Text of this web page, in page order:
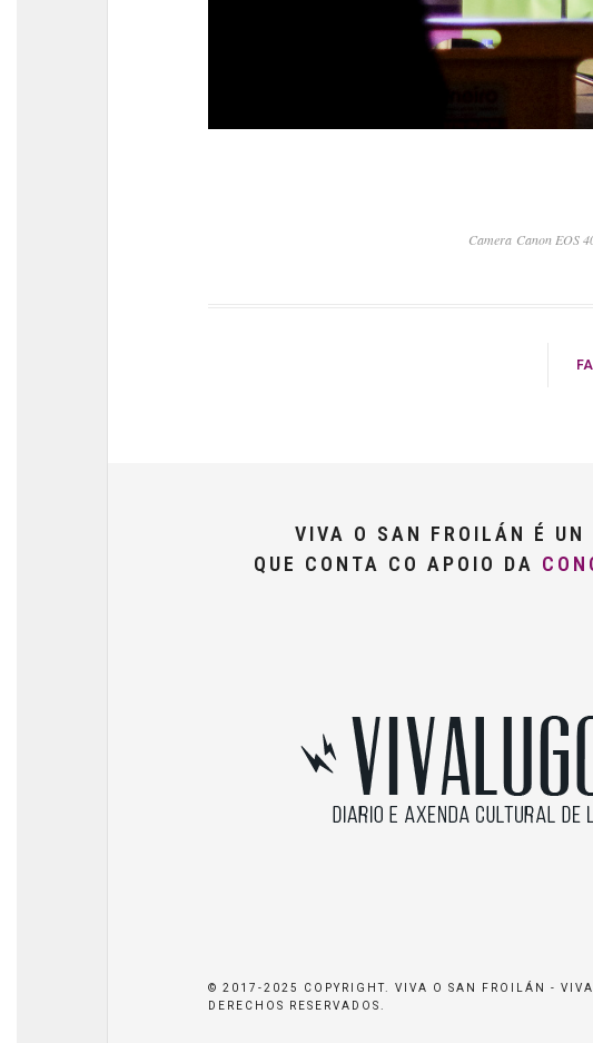
Camera Canon EOS
VIVA O SAN FROILÁN É UN
QUE CONTA CO APOIO DA
© 2017-2025 COPYRIGHT. VIVA O SAN FROILÁN -
DERECHOS RESERVADOS.